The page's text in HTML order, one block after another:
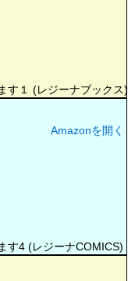
す１ (レジーナブックス)
す4 (レジーナCOMICS)
Amazonを開く